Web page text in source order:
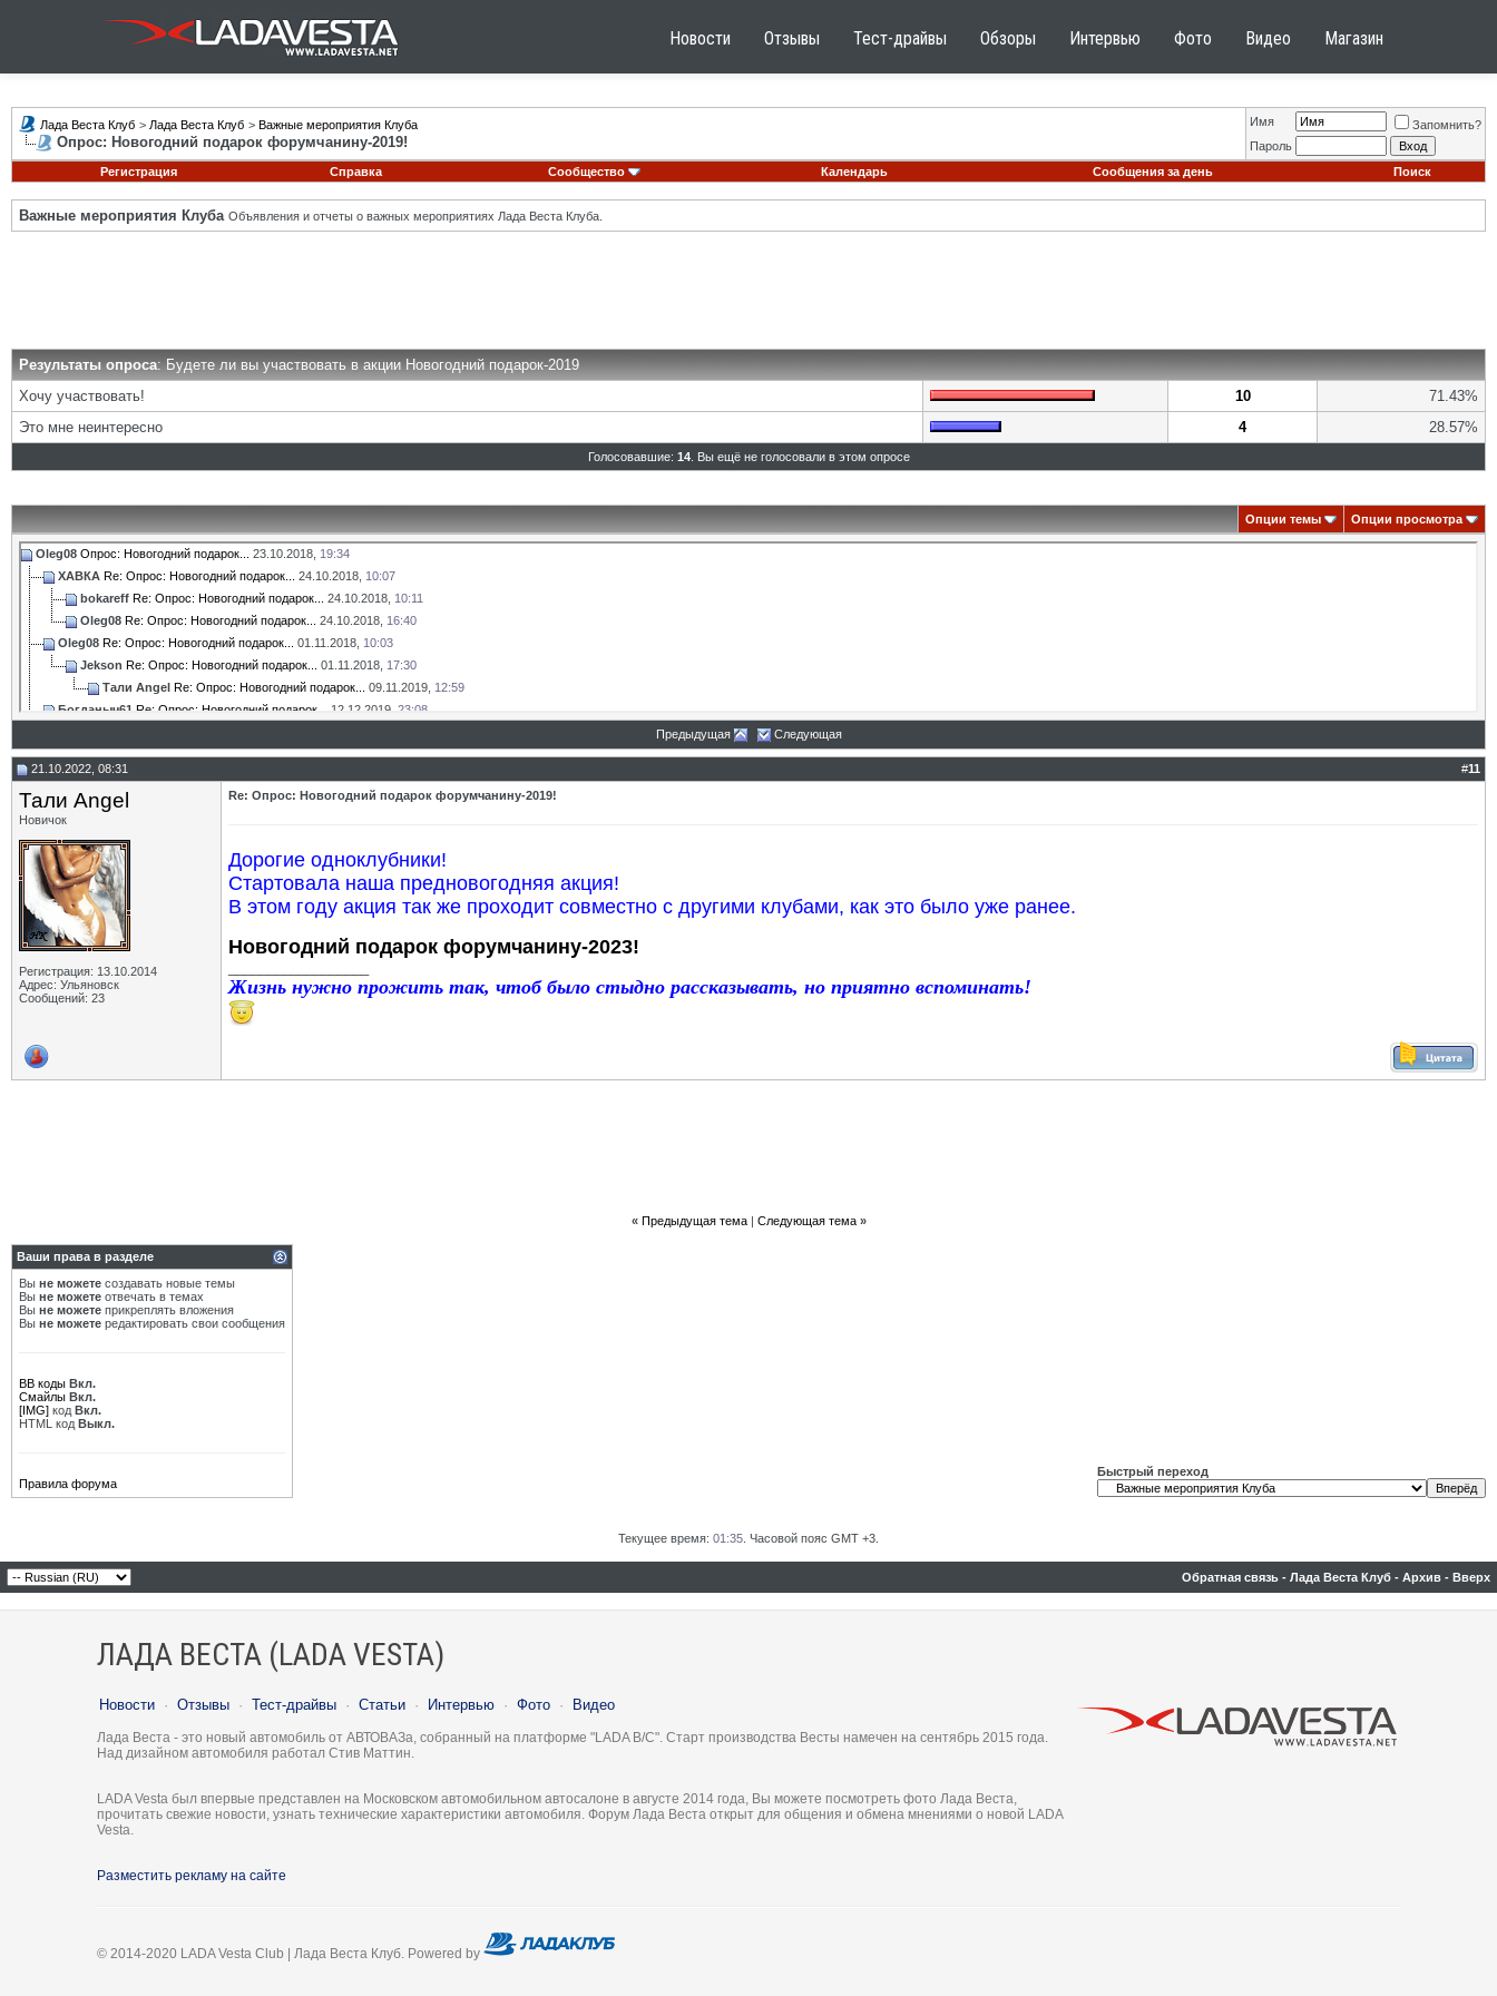
Новости Отзывы Тест-драйвы Обзоры Интервью Фото Видео Магазин
Лада Веста Клуб > Лада Веста Клуб > Важные мероприятия Клуба
Опрос: Новогодний подарок форумчанину-2019!
Имя
Запомнить?
Пароль
Регистрация
Справка Сообщество Календарь Сообщения за день Поиск
Важные мероприятия Клуба Объявления и отчеты о важных мероприятиях Лада Веста Клуба.
Результаты опроса: Будете ли вы участвовать в акции Новогодний подарок-2019
Хочу участвовать!
10
71.43%
Это мне неинтересно
4 28.57%
Голосовавшие: 14. Вы ещё не голосовали в этом опросе
Опции темы Опции просмотра
Oleg08 Опрос: Новогодний подарок... 23.10.2018, 19:34
ХАВКА Re: Опрос: Новогодний подарок... 24.10.2018, 10:07
bokareff Re: Опрос: Новогодний подарок... 24.10.2018, 10:11
Oleg08 Re: Опрос: Новогодний подарок... 24.10.2018, 16:40
Oleg08 Re: Опрос: Новогодний подарок... 01.11.2018, 10:03
Jekson Re: Опрос: Новогодний подарок... 01.11.2018, 17:30
Тали Angel Re: Опрос: Новогодний подарок... 09.11.2019, 12:59
Богданыч61 Re: Опрос: Новогодний подарок... 12.12.2019, 23:08
Тали Angel Re: Опрос: Новогодний подарок...24.10.2020,09:28
Тали Angel
Re: Опрос: Новогодний подарок...23.10.2022,23:42
Предыдущая Следующая
21.10.2022, 08:31 #11
Тали Angel
Новичок
Регистрация: 13.10.2014
Адрес: Ульяновск
Сообщений: 23
Re: Опрос: Новогодний подарок форумчанину-2019!
Дорогие одноклубники!
Стартовала наша предновогодняя акция!
В этом году акция так же проходит совместно с другими клубами, как это было уже ранее.
Новогодний подарок форумчанину-2023!
Жизнь нужно прожить так, чтоб было стыдно рассказывать, но приятно вспоминать!
« Предыдущая тема| Следующая тема »
Ваши права в разделе
Вы не можете создавать новые темы
Вы не можете отвечать в темах
Вы не можете прикреплять вложения
Вы не можете редактировать свои сообщения
BB коды Вкл.
Смайлы Вкл.
[IMG] код Вкл.
HTML код Выкл.
Правила форума
Быстрый переход
Текущее время: 01:35 . Часовой пояс GMT +3.
Обратная связь - Лада Веста Клуб - Архив - Вверх
ЛАДА ВЕСТА (LADA VESTA)
Новости · Отзывы · Тест-драйвы · Статьи · Интервью · Фото · Видео
Лада Веста - это новый автомобиль от АВТОВАЗа, собранный на платформе "LADA B/C". Старт производства Весты намечен на сентябрь 2015 года.
Над дизайном автомобиля работал Стив Маттин.
LADA Vesta был впервые представлен на Московском автомобильном автосалоне в августе 2014 года, Вы можете посмотреть фото Лада Веста,
прочитать свежие новости, узнать технические характеристики автомобиля. Форум Лада Веста открыт для общения и обмена мнениями о новой LADA
Vesta.
Разместить рекламу на сайте
© 2014-2020 LADA Vesta Club | Лада Веста Клуб. Powered by